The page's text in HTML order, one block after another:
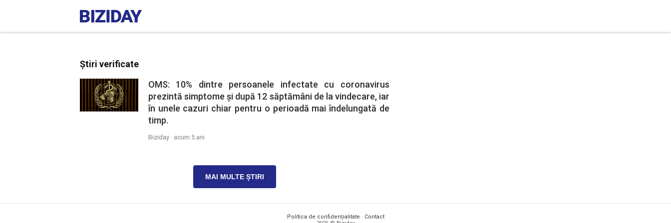
Știri verificate
OMS: 10% dintre persoanele infectate cu coronavirus
prezintă simptome și după 12 săptămâni de la vindecare, iar
în unele cazuri chiar pentru o perioadă mai îndelungată de
timp.
Biziday · acum 5 ani
MAI MULTE ȘTIRI
Politica de confidențialitate · Contact